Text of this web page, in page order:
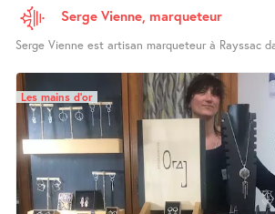
Serge Vienne, marqueteur
Serge Vienne est artisan marqueteur à Rayssac
Les mains d’or